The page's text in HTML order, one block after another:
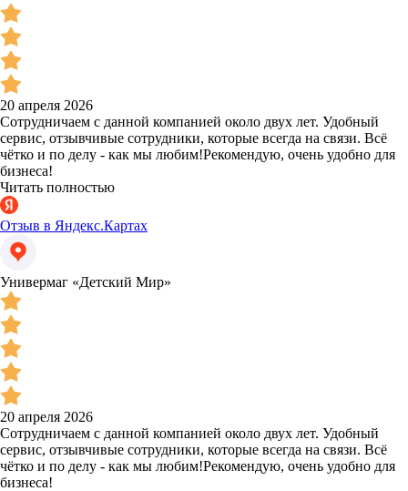
20 апреля 2026
Сотрудничаем с данной компанией около двух лет. Удобный
сервис, отзывчивые сотрудники, которые всегда на связи. Всё
чётко и по делу - как мы любим!Рекомендую, очень удобно для
бизнеса!
Читать полностью
Отзыв в Яндекс.Картах
Универмаг «Детский Мир»
20 апреля 2026
Сотрудничаем с данной компанией около двух лет. Удобный
сервис, отзывчивые сотрудники, которые всегда на связи. Всё
чётко и по делу - как мы любим!Рекомендую, очень удобно для
бизнеса!